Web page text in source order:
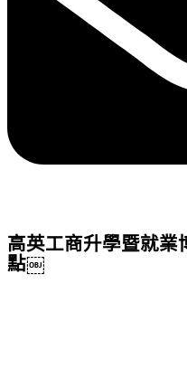
高英工商升學暨就業
點￼